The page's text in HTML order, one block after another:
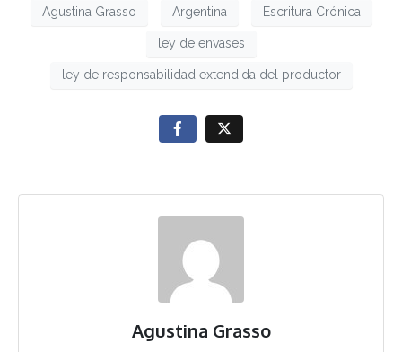
Agustina Grasso Argentina Escritura Crónica
ley de envases
ley de responsabilidad extendida del productor
Agustina Grasso